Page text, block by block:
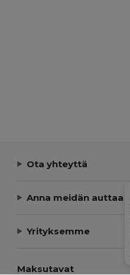
Ota yhteyttä
Anna meidän auttaa
Yrityksemme
Maksutavat